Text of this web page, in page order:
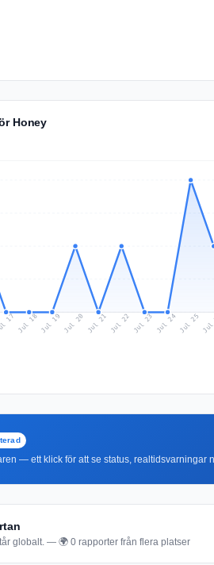
Honey
17 Jul 18Jul 19 Jul 20 Jul 21 Jul 22 Jul 23 Jul 24Jul 25
— ett klick för att se status, realtidsvarningar
globalt. — 🌍 0 rapporter från flera platser